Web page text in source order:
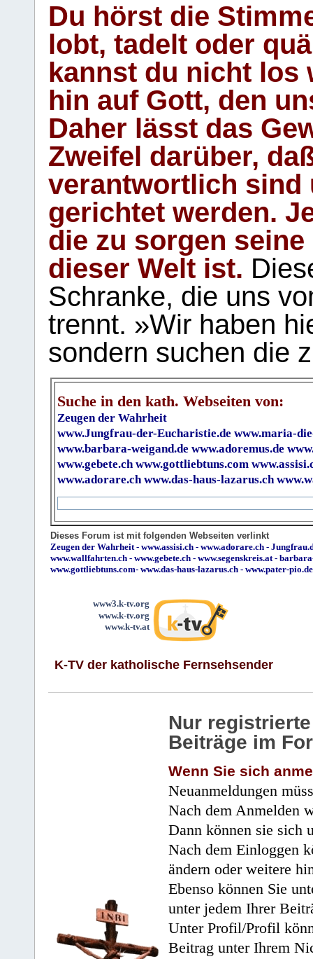
Du hörst die
lobt, tadelt oder
kannst du nicht los
hin auf Gott, den
Daher lässt das
Zweifel darüber,
verantwortlich sind
gerichtet werden.
die zu sorgen
dieser Welt ist.
Schranke, die uns
trennt. »Wir haben
sondern suchen die
Suche in den kath. Webseiten von:
Zeugen der Wahrheit
www.Jungfrau-der-Eucharistie.de www.maria-
www.barbara-weigand.de www.adoremus.de
www.gebete.ch www.gottliebtuns.com
www.adorare.ch www.das-haus-lazarus.ch
Dieses Forum ist mit folgenden Webseiten verlinkt
Zeugen der Wahrheit - www.assisi.ch - www.adorare.ch -
www.wallfahrten.ch - www.gebete.ch - www.segenskreis.at -
www.gottliebtuns.com- www.das-haus-lazarus.ch - www.pater-pio.de
www3.k-tv.org
www.k-tv.org
www.k-tv.at
K-TV der katholische Fernsehsender
Nur
Beiträge im
Wenn Sie sich
Neuanmeldungen
Nach dem Anmelden
Dann können sie sich
Nach dem Einloggen
ändern oder weitere
Ebenso können Sie
unter jedem Ihrer
Unter Profil/Profil
Beitrag unter Ihrem